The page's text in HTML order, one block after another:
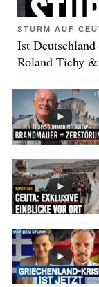
STURM AUF
Ist
Roland Tichy